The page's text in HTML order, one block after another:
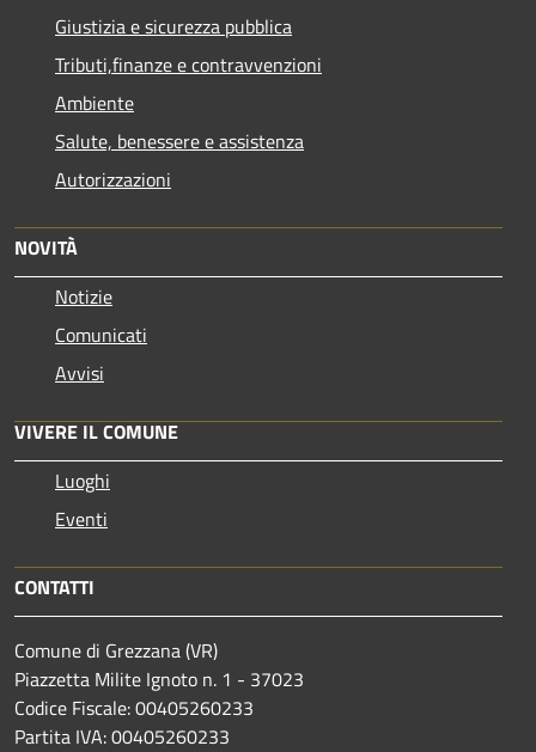
Giustizia e sicurezza pubblica
Tributi,finanze e contravvenzioni
Ambiente
Salute, benessere e assistenza
Autorizzazioni
NOVITÀ
Notizie
Comunicati
Avvisi
VIVERE IL COMUNE
Luoghi
Eventi
CONTATTI
Comune di Grezzana (VR)
Piazzetta Milite Ignoto n. 1 - 37023
Codice Fiscale: 00405260233
Partita IVA: 00405260233